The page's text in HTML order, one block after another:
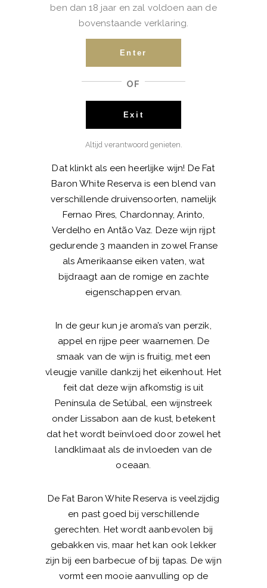
aantal
Categorieën:Portugese favorieten
BESCHRIJVING
Dat klinkt als een heerlijke wijn! De Fat
Baron White Reserva is een blend van
verschillende druivensoorten, namelijk
Fernao Pires, Chardonnay, Arinto,
Verdelho en Antão Vaz. Deze wijn rijpt
gedurende 3 maanden in zowel Franse
als Amerikaanse eiken vaten, wat
bijdraagt aan de romige en zachte
eigenschappen ervan.
In de geur kun je aroma’s van perzik,
appel en rijpe peer waarnemen. De
smaak van de wijn is fruitig, met een
vleugje vanille dankzij het eikenhout. Het
feit dat deze wijn afkomstig is uit
Península de Setúbal, een wijnstreek
onder Lissabon aan de kust, betekent
dat het wordt beïnvloed door zowel het
landklimaat als de invloeden van de
oceaan.
De Fat Baron White Reserva is veelzijdig
en past goed bij verschillende
gerechten. Het wordt aanbevolen bij
gebakken vis, maar het kan ook lekker
zijn bij een barbecue of bij tapas. De wijn
vormt een mooie aanvulling op de
ben dan 18 jaar en zal voldoen aan de
bovenstaande verklaring.
Enter
OF
Exit
Altijd verantwoord genieten.